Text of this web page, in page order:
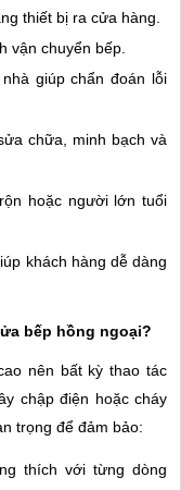
thiết bị ra cửa hàng.
vận chuyển bếp.
giúp chẩn đoán lỗi
chữa, minh bạch và
hoặc người lớn tuổi
khách hàng dễ dàng
bếp hồng ngoại?
nên bất kỳ thao tác
chập điện hoặc cháy
trọng để đảm bảo:
thích với từng dòng